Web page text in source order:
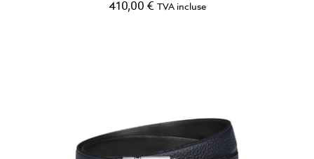
410,00 € TVA incluse